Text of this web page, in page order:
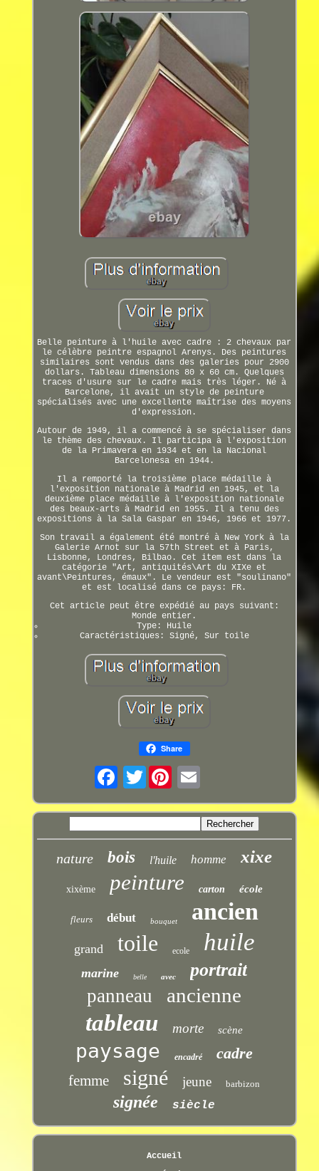
Belle peinture à l'huile avec cadre : 2 chevaux par
le célèbre peintre espagnol Arenys. Des peintures
similaires sont vendus dans des galeries pour 2900
dollars. Tableau dimensions 80 x 60 cm. Quelques
traces d'usure sur le cadre mais très léger. Né à
Barcelone, il avait un style de peinture
spécialisés avec une excellente maîtrise des moyens
d'expression.
Autour de 1949, il a commencé à se spécialiser dans
le thème des chevaux. Il participa à l'exposition
de la Primavera en 1934 et en la Nacional
Barcelonesa en 1944.
Il a remporté la troisième place médaille à
l'exposition nationale à Madrid en 1945, et la
deuxième place médaille à l'exposition nationale
des beaux-arts à Madrid en 1955. Il a tenu des
expositions à la Sala Gaspar en 1946, 1966 et 1977.
Son travail a également été montré à New York à la
Galerie Arnot sur la 57th Street et à Paris,
Lisbonne, Londres, Bilbao. Cet item est dans la
catégorie "Art, antiquités\Art du XIXe et
avant\Peintures, émaux". Le vendeur est "soulinano"
et est localisé dans ce pays: FR.
Cet article peut être expédié au pays suivant:
Monde entier.
Type: Huile
Caractéristiques: Signé, Sur toile
Share
Twitter
nature bois l'huile homme xixe
xixème peinture carton école
fleurs début bouquet ancien
grand toile ecole huile
marine belle avec portrait
panneau ancienne
tableau morte scène
paysage encadré cadre
femme signé jeune barbizon
signée siècle
Accueil